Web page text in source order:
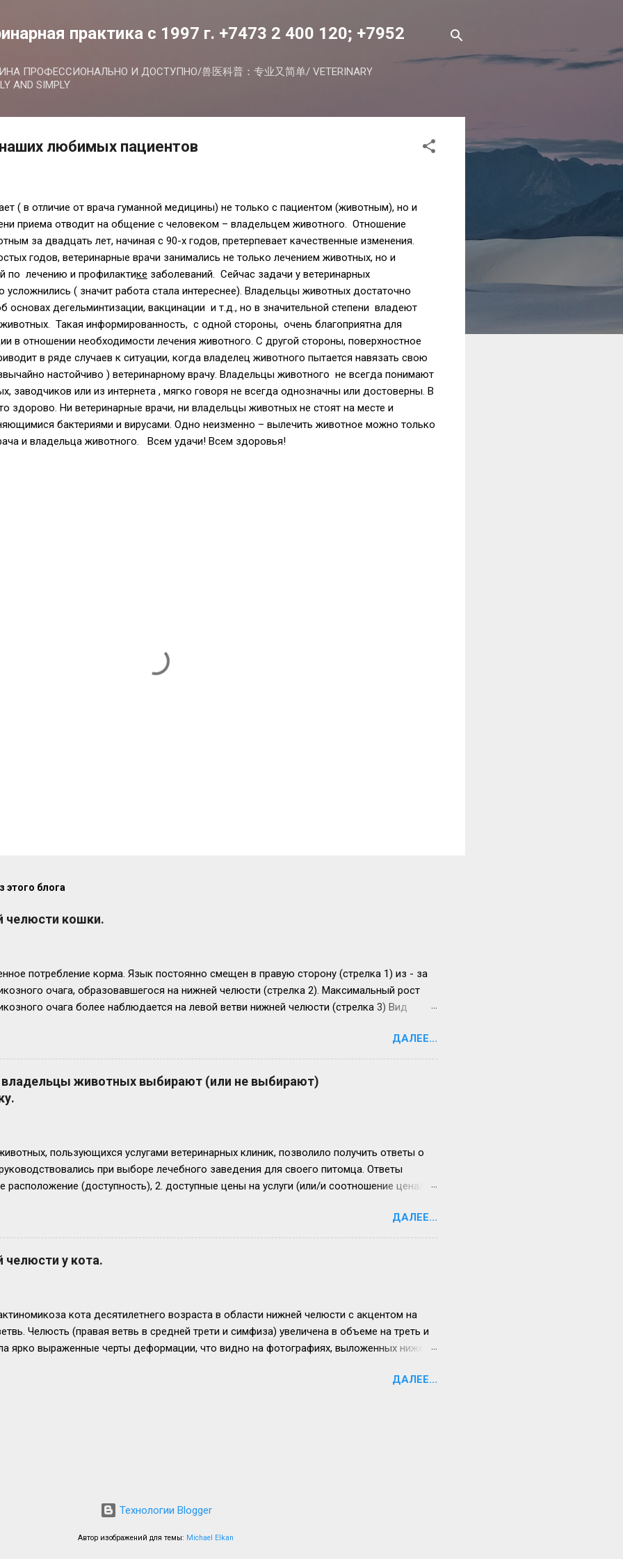
практика с 1997 г. +7473 2 400 120; +7952
ПРОФЕССИОНАЛЬНО И ДОСТУПНО/兽医科普：专业又简单/ VETERINARY
AND SIMPLY
любимых пациентов
( в отличие от врача гуманной медицины) не только с пациентом (животным), но и
приема отводит на общение с человеком – владельцем животного. Отношение
за двадцать лет, начиная с 90-х годов, претерпевает качественные изменения.
годов, ветеринарные врачи занимались не только лечением животных, но и
по лечению и профилактике заболеваний. Сейчас задачи у ветеринарных
усложнились ( значит работа стала интереснее). Владельцы животных достаточно
основах дегельминтизации, вакцинации и т.д., но в значительной степени владеют
Такая информированность, с одной стороны, очень благоприятна для
в отношении необходимости лечения животного. С другой стороны, поверхностное
в ряде случаев к ситуации, когда владелец животного пытается навязать свою
настойчиво ) ветеринарному врачу. Владельцы животного не всегда понимают
заводчиков или из интернета , мягко говоря не всегда однозначны или достоверны. В
здорово. Ни ветеринарные врачи, ни владельцы животных не стоят на месте и
бактериями и вирусами. Одно неизменно – вылечить животное можно только
и владельца животного. Всем удачи! Всем здоровья!
этого блога
челюсти кошки.
потребление корма. Язык постоянно смещен в правую сторону (стрелка 1) из - за
очага, образовавшегося на нижней челюсти (стрелка 2). Максимальный рост
очага более наблюдается на левой ветви нижней челюсти (стрелка 3) Вид
ДАЛЕЕ...
владельцы животных выбирают (или не выбирают)
пользующихся услугами ветеринарных клиник, позволило получить ответы о
при выборе лечебного заведения для своего питомца. Ответы
расположение (доступность), 2. доступные цены на услуги (или/и соотношение цена/
знакомых, 5. хорошая репутация клиники, 6. наличие удобной парковки для
рекламных ожиданий и реальности, 8. клиника работает долгое время (например:
9. привлекательный сайт и положительные отзывы в интернете о ветклинике, 10.
11. привычка посещать одну клинику, Эти ответы были получены у владельцев
в центре города с миллионным населением. Это основные варианты
ДАЛЕЕ...
у кота.
кота десятилетнего возраста в области нижней челюсти с акцентом на
Челюсть (правая ветвь в средней трети и симфиза) увеличена в объеме на треть и
ярко выраженные черты деформации, что видно на фотографиях, выложенных ниже.
ДАЛЕЕ...
Технологии Blogger
Автор изображений для темы: Michael Elkan